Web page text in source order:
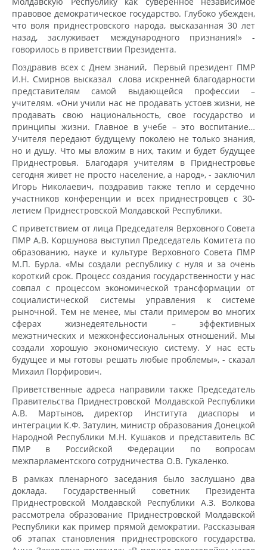
правовое демократическое государство. Глубоко убежден,
что воля приднестровского народа, высказанная 30 лет
назад, заслуживает международного признания!» -
говорилось в приветствии Президента.
Поздравив всех с Днем знаний, Первый президент ПМР
И.Н. Смирнов высказал слова искренней благодарности
представителям самой выдающейся профессии –
учителям. «Они учили нас не продавать устоев жизни, не
продавать свою национальность, свое государство и
принципы жизни. Главное в учебе – это воспитание…
Учителя передают будущему поколею не только знания,
но и душу. Что мы вложим в них, таким и будет будущее
Приднестровья. Благодаря учителям в Приднестровье
сегодня живет не просто население, а народ», - заключил
Игорь Николаевич, поздравив также тепло и сердечно
участников конференции и всех приднестровцев с 30-
летием Приднестровской Молдавской Республики.
С приветствием от лица Председателя Верховного Совета
ПМР А.В. Коршунова выступил Председатель Комитета по
образованию, науке и культуре Верховного Совета ПМР
М.П. Бурла. «Мы создали республику с нуля и за очень
короткий срок. Процесс создания государственности у нас
совпал с процессом экономической трансформации от
социалистической системы управления к системе
рыночной. Тем не менее, мы стали примером во многих
сферах жизнедеятельности – эффективных
межэтнических и межконфессиональных отношений. Мы
создали хорошую экономическую систему. У нас есть
будущее и мы готовы решать любые проблемы», - сказал
Михаил Порфирович.
Приветственные адреса направили также Председатель
Правительства Приднестровской Молдавской Республики
А.В. Мартынов, директор Института диаспоры и
интеграции К.Ф. Затулин, министр образования Донецкой
Народной Республики М.Н. Кушаков и представитель ВС
ПМР в Российской Федерации по вопросам
межпарламентского сотрудничества О.В. Гукаленко.
В рамках пленарного заседания было заслушано два
доклада. Государственный советник Президента
Приднестровской Молдавской Республики А.З. Волкова
рассмотрела образование Приднестровской Молдавской
Республики как пример прямой демократии. Рассказывая
об этапах становления приднестровского государства,